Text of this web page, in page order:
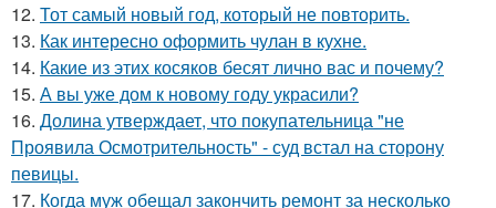
12. Тот самый новый год, который не повторить.
13. Как интересно оформить чулан в кухне.
14. Какие из этих косяков бесят лично вас и почему?
15. А вы уже дом к новому году украсили?
16. Долина утверждает, что покупательница "не
Проявила Осмотрительность" - суд встал на сторону
певицы.
17. Когда муж обещал закончить ремонт за несколько